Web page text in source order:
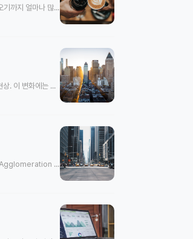
우리는 매일 무언가를 사고, 쓰고, 먹고, 누군가의 서비스를 받습니다. 그런데 그것이 내 손에 오기까지 얼마나 많은 사람과 기업이 관여했는지 생각해본 적 있나요? 산업구조란,
한때 번영했던 산업 도시가 쇠락하고, 아무것도 없던 곳에서 새로운 산업 중심지가 탄생하는 현상. 이 변화에는 일정한 패턴과 메커니즘이 존재한다. 산업 클러스터의 생애주
같은 업종의 기업들이 한 지역에 모이는 현상은 우연이 아니다. 경제학에서는 이를 집적 경제(Agglomeration Economy)라 부르며, 기업이 밀집할수록 개별 기업의 생산성